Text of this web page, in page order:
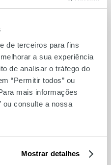
de terceiros para fins
a sua experiência
de analisar o tráfego do
“Permitir todos” ou
mais informações
ou consulte a nossa
Mostrar detalhes